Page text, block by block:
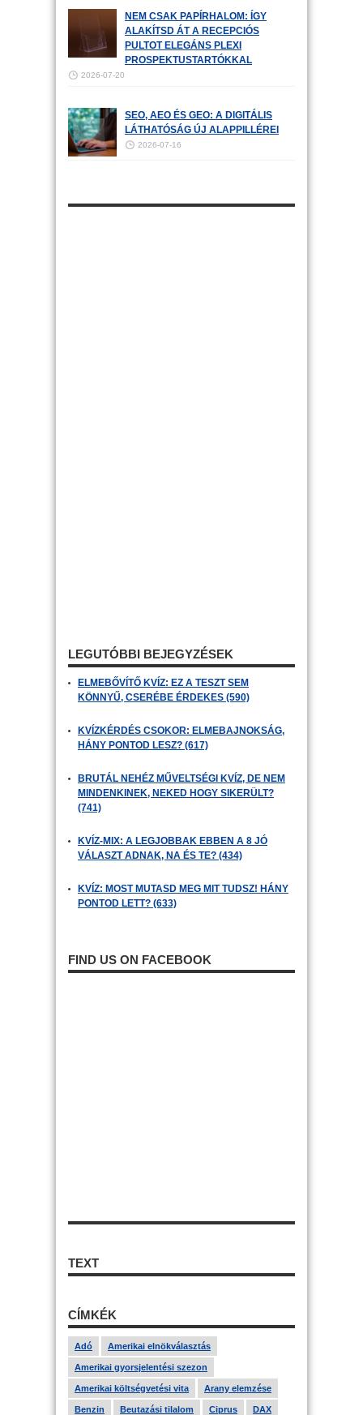
NEM CSAK PAPÍRHALOM: ÍGY
ALAKÍTSD ÁT A RECEPCIÓS
PULTOT ELEGÁNS PLEXI
PROSPEKTUSTARTÓKKAL
2026-07-20
SEO, AEO ÉS GEO: A DIGITÁLIS
LÁTHATÓSÁG ÚJ ALAPPILLÉREI
2026-07-16
LEGUTÓBBI BEJEGYZÉSEK
ELMEBŐVÍTŐ KVÍZ: EZ A TESZT SEM
KÖNNYŰ, CSERÉBE ÉRDEKES (590)
KVÍZKÉRDÉS CSOKOR: ELMEBAJNOKSÁG,
HÁNY PONTOD LESZ? (617)
BRUTÁL NEHÉZ MŰVELTSÉGI KVÍZ, DE NEM
MINDENKINEK, NEKED HOGY SIKERÜLT?
(741)
KVÍZ-MIX: A LEGJOBBAK EBBEN A 8 JÓ
VÁLASZT ADNAK, NA ÉS TE? (434)
KVÍZ: MOST MUTASD MEG MIT TUDSZ! HÁNY
PONTOD LETT? (633)
FIND US ON FACEBOOK
TEXT
CÍMKÉK
Adó Amerikai elnökválasztás
Amerikai gyorsjelentési szezon
Amerikai költségvetési vita Arany elemzése
Benzin Beutazási tilalom Ciprus DAX